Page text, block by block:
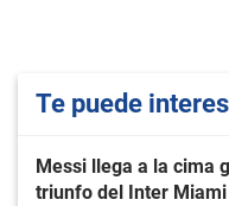
Te puede
Messi llega a la cima
triunfo del Inter Miami